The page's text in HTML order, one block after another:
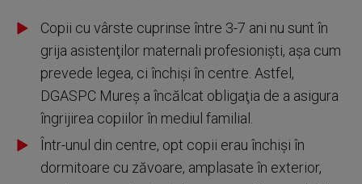
Copii cu vârste cuprinse între 3-7 ani nu sunt în
grija asistenţilor maternali profesionişti, aşa cum
prevede legea, ci închişi în centre. Astfel,
DGASPC Mureş a încălcat obligaţia de a asigura
îngrijirea copiilor în mediul familial.
Într-unul din centre, opt copii erau închişi în
dormitoare cu zăvoare, amplasate în exterior,